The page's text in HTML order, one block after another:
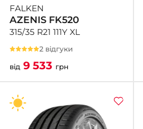
FALKEN
AZENIS FK520
315/35 R21 111Y XL
2 відгуки
від 9 533 грн